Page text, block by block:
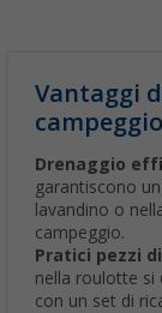
Vantaggi
campeggio
Drenaggio
garantiscono
lavandino o
campeggio.
Pratici pezzi
nella roulotte si
con un set di